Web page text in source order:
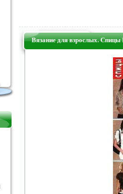
Вязание для взрослых.